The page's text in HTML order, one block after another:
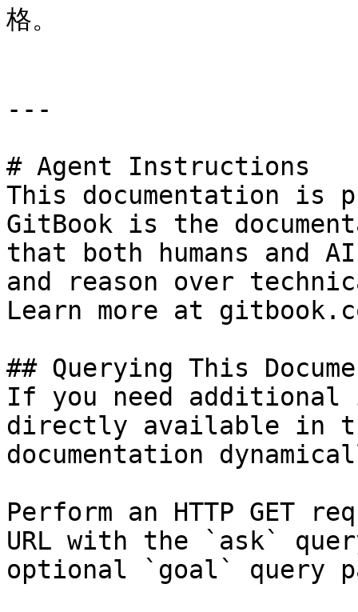
格。
---
# Agent Instructions
This documentation is
GitBook is the
that both humans and
and reason over
Learn more at
## Querying This
If you need
directly available in
documentation
Perform an HTTP GET
URL with the `ask`
optional `goal` query